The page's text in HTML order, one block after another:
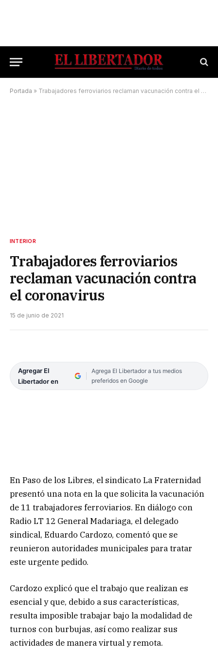
Portada » Trabajadores ferroviarios reclaman vacunación contra el coronavirus
INTERIOR
Trabajadores ferroviarios
reclaman vacunación contra
el coronavirus
15 de junio de 2021
Agregar El
Libertador en
Agrega El Libertador a tus medios
preferidos en Google
En Paso de los Libres, el sindicato La Fraternidad
presentó una nota en la que solicita la vacunación
de 11 trabajadores ferroviarios. En diálogo con
Radio LT 12 General Madariaga, el delegado
sindical, Eduardo Cardozo, comentó que se
reunieron autoridades municipales para tratar
este urgente pedido.
Cardozo explicó que el trabajo que realizan es
esencial y que, debido a sus características,
resulta imposible trabajar bajo la modalidad de
turnos con burbujas, así como realizar sus
actividades de manera virtual y remota.